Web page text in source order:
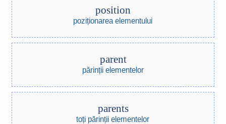
position
poziționarea elementului
parent
părinții elementelor
parents
toți părinții elementelor